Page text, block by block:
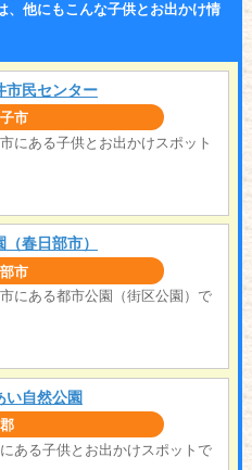
、他にもこんな子供とお出かけ情
市民センター
市
にある子供とお出かけスポット
春日部市）
市
にある都市公園（街区公園）で
い自然公園
ある子供とお出かけスポットで